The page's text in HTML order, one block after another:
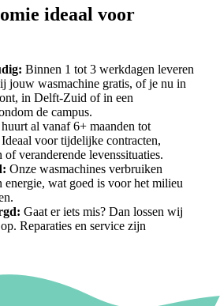
ideaal voor
Binnen 1 tot 3 werkdagen leveren
jouw wasmachine gratis, of je nu in
in Delft-Zuid of in een
de campus.
huurt al vanaf 6+ maanden tot
voor tijdelijke contracten,
of veranderende levenssituaties.
Onze wasmachines verbruiken
energie, wat goed is voor het milieu
Gaat er iets mis? Dan lossen wij
Reparaties en service zijn